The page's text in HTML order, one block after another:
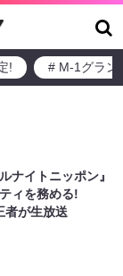
! # M-1グラン
ナイトニッポン』
ィを務める!
者が生放送